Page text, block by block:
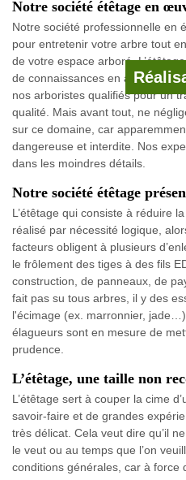
Notre société étêtage en
Notre société professionnelle en
pour entretenir votre arbre tout
de votre espace arboré.
de connaissances en
nos arboristes qualifiés pour un
qualité. Mais avant tout, ne
sur ce domaine, car
dangereuse et interdite. Nos
dans les moindres détails.
Notre société étêtage
L’étêtage qui consiste à réduire
réalisé par nécessité logique,
facteurs obligent à plusieurs
le frôlement des tiges à des fils
construction, de panneaux, de
fait pas su tous arbres, il y des
l'écimage (ex. marronnier,
élagueurs sont en mesure de
prudence.
L’étêtage, une taille non
L’étêtage sert à couper la cime
savoir-faire et de grandes
très délicat. Cela veut dire qu’il
le veut ou au temps que l’on
conditions générales, car à force